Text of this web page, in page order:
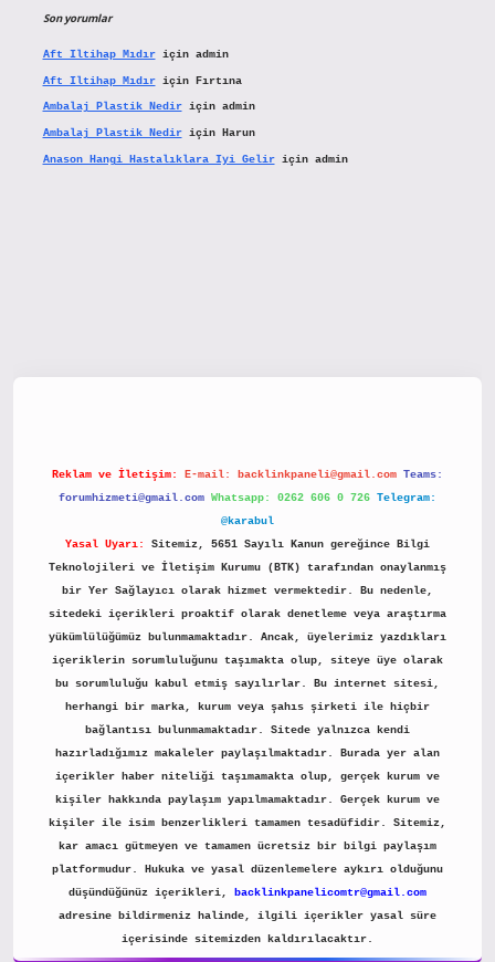
Son yorumlar
Aft Iltihap Mıdıriçin admin
Aft Iltihap Mıdıriçin Fırtına
Ambalaj Plastik Nediriçin admin
Ambalaj Plastik Nediriçin Harun
Anason Hangi Hastalıklara Iyi Geliriçin admin
Reklam ve İletişim: E-mail: backlinkpaneli@gmail.com Teams:
forumhizmeti@gmail.com Whatsapp: 0262 606 0 726 Telegram:
@karabul
Yasal Uyarı:
Sitemiz, 5651 Sayılı Kanun gereğince Bilgi
Teknolojileri ve İletişim Kurumu (BTK) tarafından onaylanmış
bir Yer Sağlayıcı olarak hizmet vermektedir. Bu nedenle,
sitedeki içerikleri proaktif olarak denetleme veya araştırma
yükümlülüğümüz bulunmamaktadır. Ancak, üyelerimiz yazdıkları
içeriklerin sorumluluğunu taşımakta olup, siteye üye olarak
bu sorumluluğu kabul etmiş sayılırlar. Bu internet sitesi,
herhangi bir marka, kurum veya şahıs şirketi ile hiçbir
bağlantısı bulunmamaktadır. Sitede yalnızca kendi
hazırladığımız makaleler paylaşılmaktadır. Burada yer alan
içerikler haber niteliği taşımamakta olup, gerçek kurum ve
kişiler hakkında paylaşım yapılmamaktadır. Gerçek kurum ve
kişiler ile isim benzerlikleri tamamen tesadüfidir. Sitemiz,
kar amacı gütmeyen ve tamamen ücretsiz bir bilgi paylaşım
platformudur. Hukuka ve yasal düzenlemelere aykırı olduğunu
düşündüğünüz içerikleri,
backlinkpanelicomtr@gmail.com
adresine bildirmeniz halinde, ilgili içerikler yasal süre
içerisinde sitemizden kaldırılacaktır.